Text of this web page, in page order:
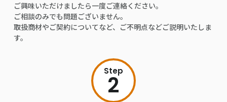
ご興味いただけましたら一度ご連絡ください。
ご相談のみでも問題ございません。
取扱商材やご契約についてなど、ご不明点などご説明いたしま
す。
Step
2